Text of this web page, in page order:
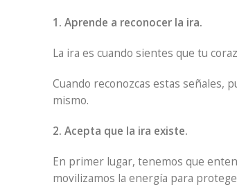
1. Aprende a reconocer la ira.
La ira es cuando sientes que tu
Cuando reconozcas estas señales,
mismo.
2. Acepta que la ira existe.
En primer lugar, tenemos que
movilizamos la energía para